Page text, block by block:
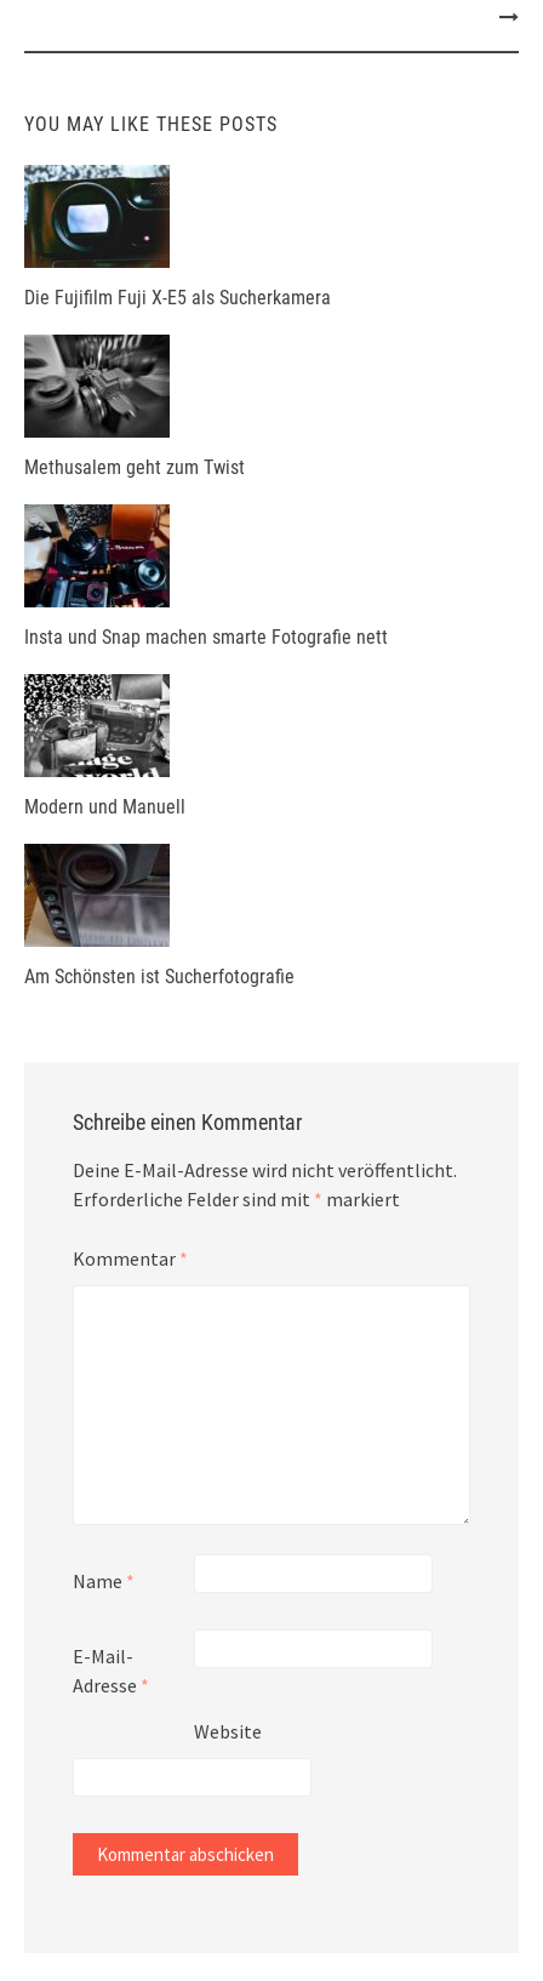
YOU MAY LIKE THESE POSTS
Die Fujifilm Fuji X-E5 als Sucherkamera
Methusalem geht zum Twist
Insta und Snap machen smarte Fotografie nett
Modern und Manuell
Am Schönsten ist Sucherfotografie
Schreibe einen Kommentar
Deine E-Mail-Adresse wird nicht veröffentlicht.
Erforderliche Felder sind mit * markiert
Kommentar *
Name *
E-Mail-
Adresse *
Website